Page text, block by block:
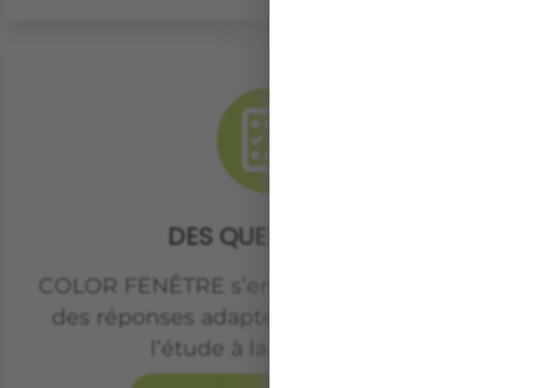
DES QUESTIONS ?
COLOR FENÊTRE s’engage à vous apporter
des réponses adaptées à votre projet, de
l’étude à la réalisation.